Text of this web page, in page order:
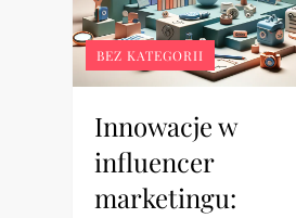
BEZ KATEGORII
Innowacje w
influencer
marketingu: